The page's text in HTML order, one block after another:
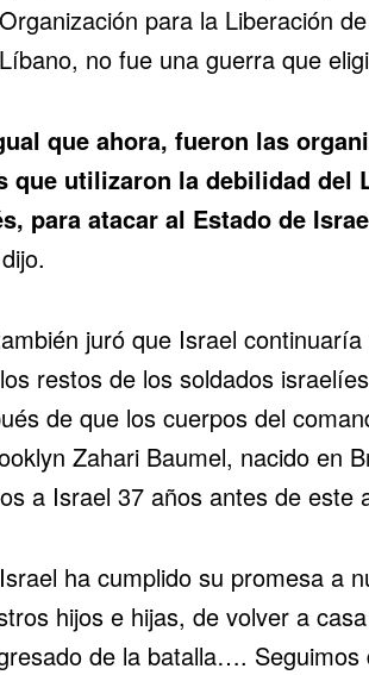
para la Liberación de
no fue una guerra que
que ahora, fueron las
que utilizaron la debilidad del
para atacar al Estado de
juró que Israel
restos de los soldados
de que los cuerpos del
Zahari Baumel, nacido en
a Israel 37 años antes de este
ha cumplido su promesa a
hijos e hijas, de volver a
de la batalla…. Seguimos